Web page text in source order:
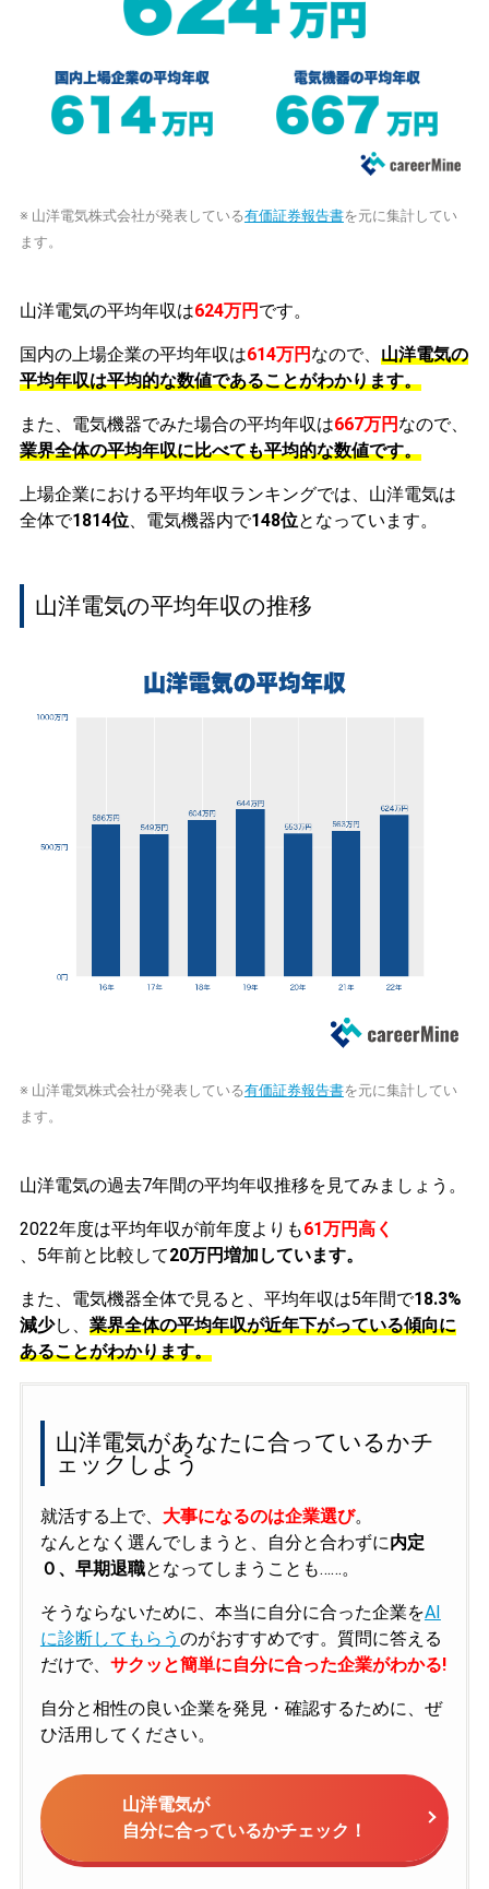
※ 山洋電気株式会社が発表している有価証券報告書を元に集計してい
ます。
山洋電気の平均年収は624万円 です。
国内の上場企業の平均年収は614万円 なので、 山洋電気の
平均年収は平均的な数値であることがわかります。
また、電気機器でみた場合の平均年収は667万円 なので、
業界全体の平均年収に比べても平均的な数値です。
上場企業における平均年収ランキングでは、山洋電気は
全体で1814位、電気機器内で148位となっています。
山洋電気の平均年収の推移
※ 山洋電気株式会社が発表している有価証券報告書を元に集計してい
ます。
山洋電気の過去7年間の平均年収推移を見てみましょう。
2022年度は平均年収が前年度よりも61万円高く
、5年前と比較して20万円増加しています。
また、電気機器全体で見ると、平均年収は5年間で18.3%
減少し、 業界全体の平均年収が近年下がっている傾向に
あることがわかります。
山洋電気があなたに合っているかチ
ェックしよう
就活する上で、 大事になるのは企業選び。
なんとなく選んでしまうと、自分と合わずに内定
０、早期退職となってしまうことも……。
そうならないために、本当に自分に合った企業をAI
に診断してもらう のがおすすめです。質問に答える
だけで、 サクッと簡単に自分に合った企業がわかる!
自分と相性の良い企業を発見・確認するために、ぜ
ひ活用してください。
山洋電気が
自分に合っているかチェック！